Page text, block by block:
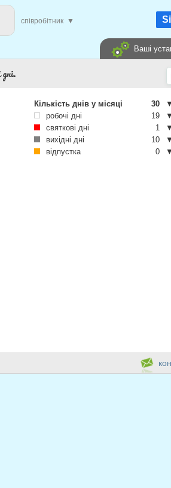
співробітник ▼
Ваші
Кількість днів у місяці 30
▼
робочі дні
19
▼
святкові дні
1
▼
вихідні дні
10
▼
відпустка
0 ▼